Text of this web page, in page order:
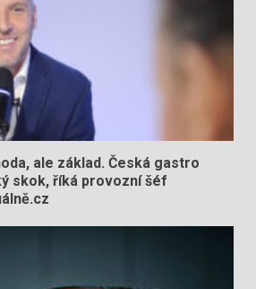
ale základ. Česká gastro
skok, říká provozní šéf